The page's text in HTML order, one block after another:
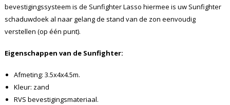
bevestigingssysteem is de Sunfighter Lasso hiermee is uw Sunfighter
schaduwdoek al naar gelang de stand van de zon eenvoudig
verstellen (op één punt).
Eigenschappen van de Sunfighter:
Afmeting: 3.5x4x4.5m.
Kleur: zand
RVS bevestigingsmateriaal.